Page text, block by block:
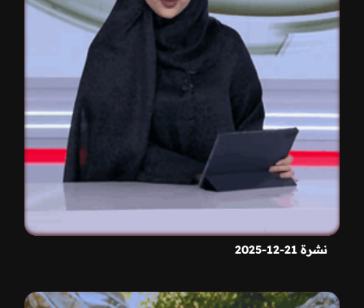
نشرة 21-12-2025